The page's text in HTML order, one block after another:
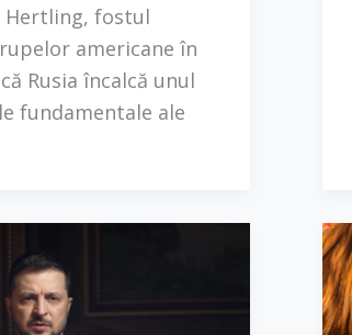
Hertling, fostul
americane în
Rusia încalcă unul
fundamentale ale